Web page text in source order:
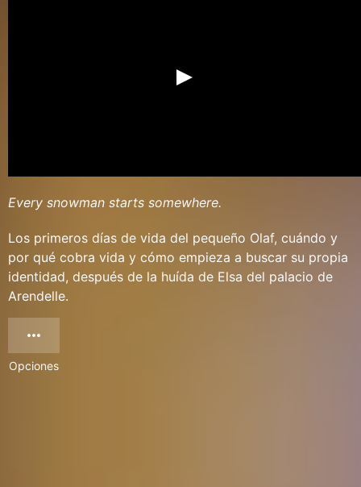
Every snowman starts somewhere.
Los primeros días de vida del pequeño Olaf, cuándo y
por qué cobra vida y cómo empieza a buscar su propia
identidad, después de la huída de Elsa del palacio de
Arendelle.
Opciones